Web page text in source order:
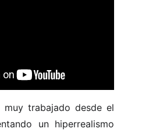
trabajado desde el
un hiperrealismo